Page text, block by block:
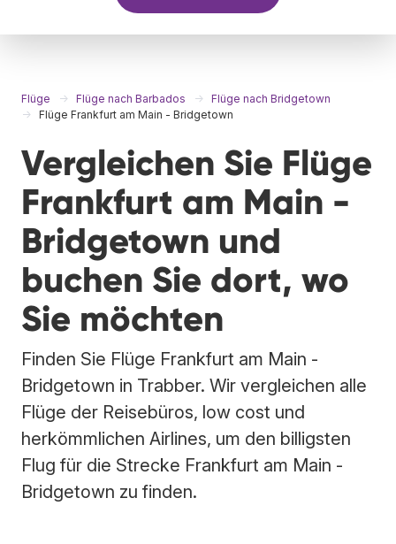
Flüge Flüge nach Barbados
Flüge nach Bridgetown
Flüge Frankfurt am Main - Bridgetown
Vergleichen Sie Flüge
Frankfurt am Main -
Bridgetown und
buchen Sie dort, wo
Sie möchten
Finden Sie Flüge Frankfurt am Main -
Bridgetown in Trabber. Wir vergleichen alle
Flüge der Reisebüros, low cost und
herkömmlichen Airlines, um den billigsten
Flug für die Strecke Frankfurt am Main -
Bridgetown zu finden.